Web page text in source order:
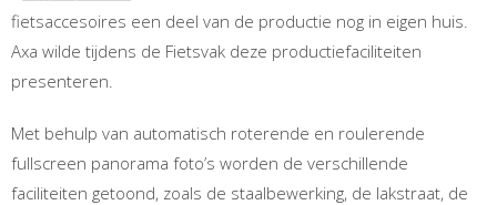
fietsaccesoires een deel van de productie nog in eigen huis.
Axa wilde tijdens de Fietsvak deze productiefaciliteiten
presenteren.
Met behulp van automatisch roterende en roulerende
fullscreen panorama foto’s worden de verschillende
faciliteiten getoond, zoals de staalbewerking, de lakstraat, de